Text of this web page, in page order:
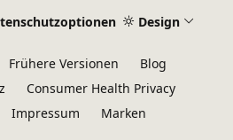
Design
Frühere Versionen
Blog
Consumer Health Privacy
Impressum
Marken